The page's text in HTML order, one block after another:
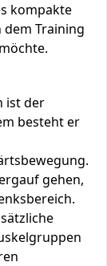
kompakte
Training
ist der
besteht er
gehen,